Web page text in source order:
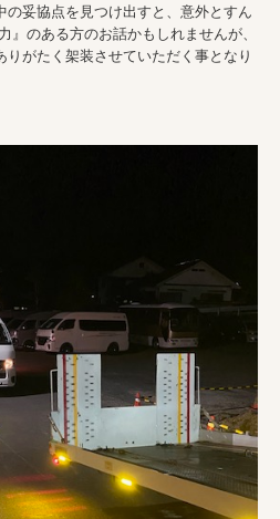
の妥協点を見つけ出すと、意外とすん
』のある方のお話かもしれませんが、
がたく架装させていただく事となり